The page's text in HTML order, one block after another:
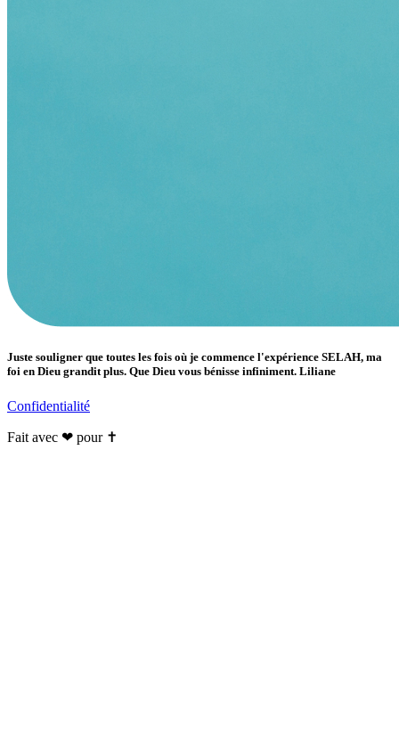
Juste souligner que toutes les fois où je commence l'expérience SELAH, ma
foi en Dieu grandit plus. Que Dieu vous bénisse infiniment. Liliane
Confidentialité
Fait avec ❤ pour ✝️️